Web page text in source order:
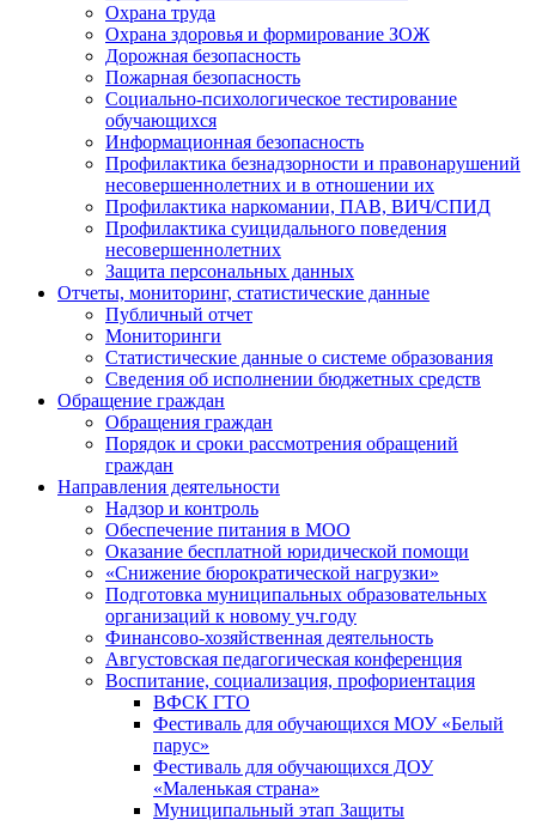
Охрана труда
Охрана здоровья и формирование ЗОЖ
Дорожная безопасность
Пожарная безопасность
Социально-психологическое тестирование
обучающихся
Информационная безопасность
Профилактика безнадзорности и правонарушений
несовершеннолетних и в отношении их
Профилактика наркомании, ПАВ, ВИЧ/СПИД
Профилактика суицидального поведения
несовершеннолетних
Защита персональных данных
Отчеты, мониторинг, статистические данные
Публичный отчет
Мониторинги
Статистические данные о системе образования
Сведения об исполнении бюджетных средств
Обращение граждан
Обращения граждан
Порядок и сроки рассмотрения обращений
граждан
Направления деятельности
Надзор и контроль
Обеспечение питания в МОО
Оказание бесплатной юридической помощи
«Снижение бюрократической нагрузки»
Подготовка муниципальных образовательных
организаций к новому уч.году
Финансово-хозяйственная деятельность
Августовская педагогическая конференция
Воспитание, социализация, профориентация
ВФСК ГТО
Фестиваль для обучающихся МОУ «Белый
парус»
Фестиваль для обучающихся ДОУ
«Маленькая страна»
Муниципальный этап Защиты